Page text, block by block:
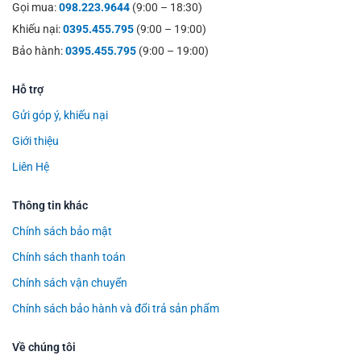
Gọi mua:098.223.9644 (9:00 – 18:30)
Khiếu nại:0395.455.795 (9:00 – 19:00)
Bảo hành:0395.455.795 (9:00 – 19:00)
Hỗ trợ
Gửi góp ý, khiếu nại
Giới thiệu
Liên Hệ
Thông tin khác
Chính sách bảo mật
Chính sách thanh toán
Chính sách vận chuyển
Chính sách bảo hành và đổi trả sản phẩm
Về chúng tôi